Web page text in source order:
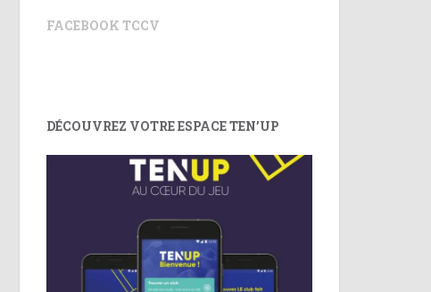
FACEBOOK TCCV
DÉCOUVREZ VOTRE ESPACE TEN’UP